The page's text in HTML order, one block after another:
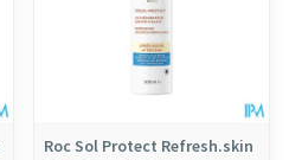
Roc Sol Protect Refresh.skin